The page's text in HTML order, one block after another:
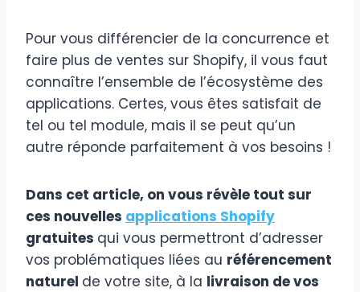
Pour vous différencier de la concurrence et
faire plus de ventes sur Shopify, il vous faut
connaître l’ensemble de l’écosystème des
applications. Certes, vous êtes satisfait de
tel ou tel module, mais il se peut qu’un
autre réponde parfaitement à vos besoins !
Dans cet article, on vous révèle tout sur
ces nouvelles applications Shopify
gratuites qui vous permettront d’adresser
vos problématiques liées au référencement
naturel de votre site, à la livraison de vos